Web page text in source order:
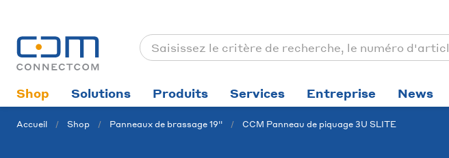
Shop Solutions Produits Services Entreprise News
Accueil Shop Panneaux de brassage 19'' CCM Panneau de piquage 3U SLITE